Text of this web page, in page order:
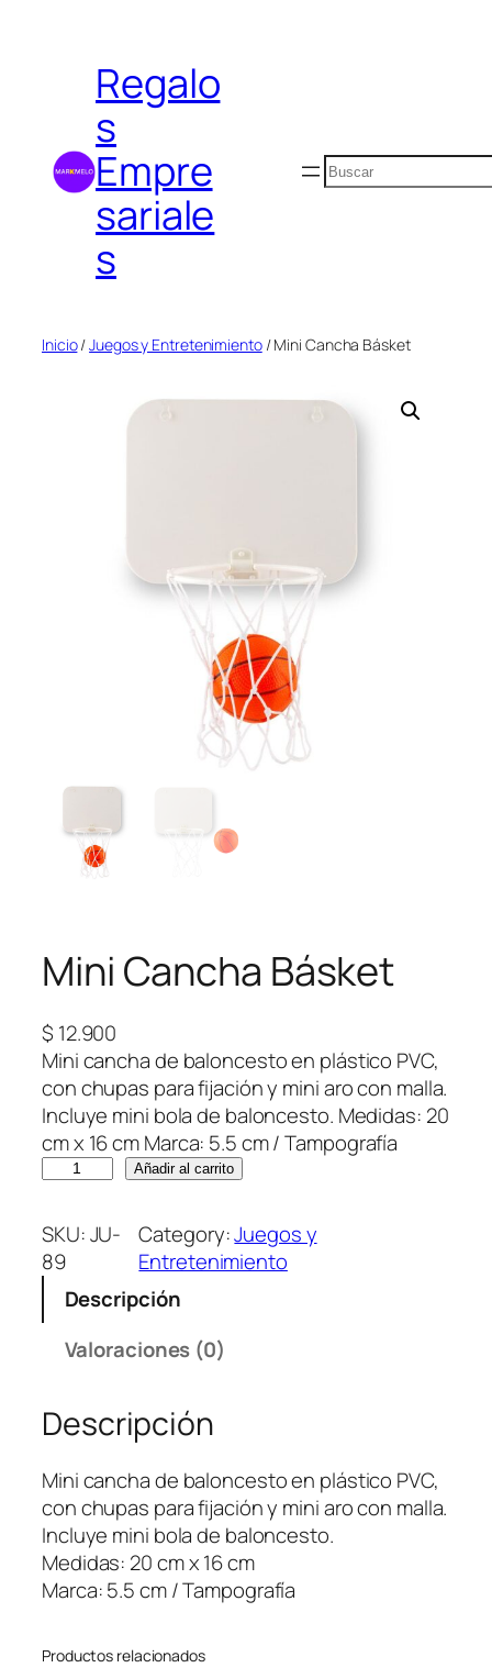
contenidoRegalo
s
Empre
sariale
s
Buscar
Inicio/Juegos y Entretenimiento/ Mini Cancha Básket
Mini Cancha Básket
$ 12.900
Mini cancha de baloncesto en plástico PVC,
con chupas para fijación y mini aro con malla.
Incluye mini bola de baloncesto. Medidas: 20
cm x 16 cm Marca: 5.5 cm / Tampografía
n
i
C
a
B
á
s
k
e
t
n
Añadir al carrito
SKU:JU-
89
Category:Juegos y
Entretenimiento
Descripción
Valoraciones (0)
Descripción
Mini cancha de baloncesto en plástico PVC,
con chupas para fijación y mini aro con malla.
Incluye mini bola de baloncesto.
Medidas: 20 cm x 16 cm
Marca: 5.5 cm / Tampografía
Productos relacionados